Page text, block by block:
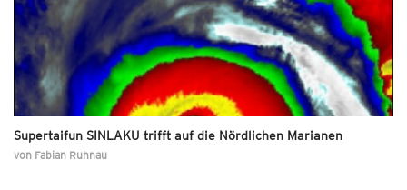
Supertaifun SINLAKU trifft auf die Nördlichen Marianen
von Fabian Ruhnau